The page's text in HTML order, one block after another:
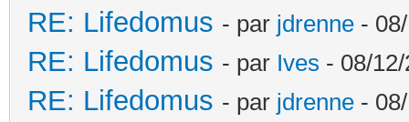
RE: Lifedomus - par jdrenne -
RE: Lifedomus - par Ives - 08/
RE: Lifedomus - par jdrenne -